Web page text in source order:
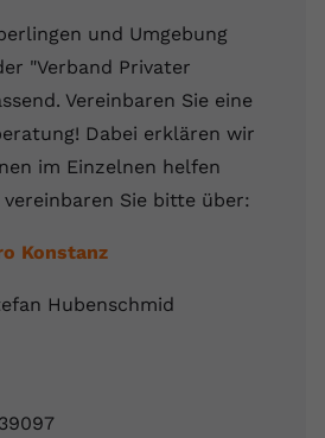
und Umgebung
"Verband Privater
Vereinbaren Sie eine
Dabei erklären wir
im Einzelnen helfen
vereinbaren Sie bitte über:
Konstanz
Hubenschmid